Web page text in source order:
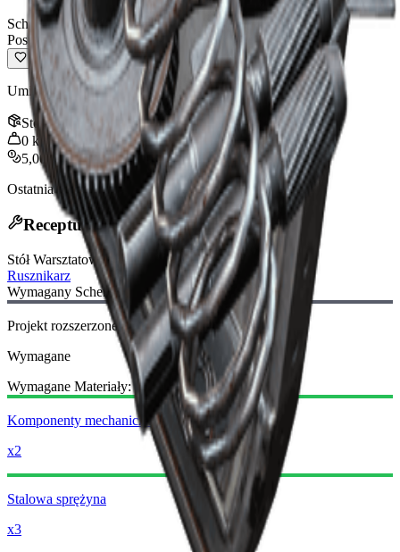
Schemat
Pospolity
Umiarkowanie zwiększa pojemność amunicji strzelb.
Stos:1
0 kg
5,000
Ostatnia aktualizacja
Nov 12, 2025
Receptura Rzemieślnicza
Stół Warsztatowy:
Rusznikarz
Wymagany Schemat:
Projekt rozszerzonego magazynka strzelby II
Wymagane
Wymagane Materiały:
Komponenty mechaniczne
x2
Stalowa sprężyna
x3